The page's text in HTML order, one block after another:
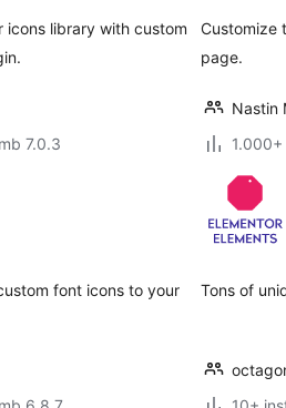
icons library with custom
7.0.3
Customize
page.
Nastin
1.000+
font icons to your
Tons of